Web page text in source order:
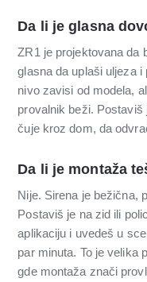
Da li je glasna
ZR1 je projektovana da
glasna da uplaši uljeza
nivo zavisi od modela,
provalnik beži.
čuje kroz dom, da
Da li je montaža
Nije. Sirena je bežična,
Postaviš je na zid ili
aplikaciju i uvedeš u
par minuta. To je velika
gde montaža znači